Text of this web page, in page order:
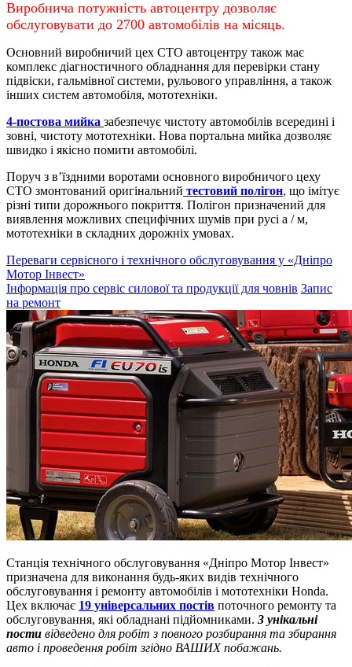
Виробнича потужність автоцентру дозволяє
обслуговувати до 2700 автомобілів на місяць.
Основний виробничий цех СТО автоцентру також має
комплекс діагностичного обладнання для перевірки стану
підвіски, гальмівної системи, рульового управління, а також
інших систем автомобіля, мототехніки.
4-постова мийка забезпечує чистоту автомобілів всередині і
зовні, чистоту мототехніки. Нова портальна мийка дозволяє
швидко і якісно помити автомобілі.
Поруч з в’їздними воротами основного виробничого цеху
СТО змонтований оригінальний тестовий полігон, що імітує
різні типи дорожнього покриття. Полігон призначений для
виявлення можливих специфічних шумів при русі а / м,
мототехніки в складних дорожніх умовах.
Переваги сервісного і технічного обслуговування у «Дніпро
Мотор Інвест»
Інформація про сервіс силової та продукції для човнів Запис
на ремонт
Станція технічного обслуговування «Дніпро Мотор Інвест»
призначена для виконання будь-яких видів технічного
обслуговування і ремонту автомобілів і мототехніки Honda.
Цех включає 19 універсальних постів поточного ремонту та
обслуговування, які обладнані підйомниками. 3 унікальні
пости відведено для робіт з повного розбирання та збирання
авто і проведення робіт згідно ВАШИХ побажань.